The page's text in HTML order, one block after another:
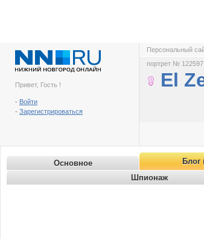
Привет, Гость !
- Войти
- Зарегистрироваться
Персональный
портрет № 122597
El
Основное Блог
Шпионаж